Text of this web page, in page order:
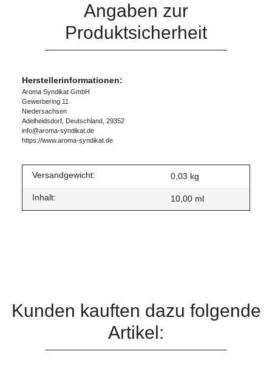
Angaben zur
Produktsicherheit
Herstellerinformationen:
Aroma Syndikat GmbH
Gewerbering 11
Niedersachsen
Adelheidsdorf, Deutschland, 29352
info@aroma-syndikat.de
https://www.aroma-syndikat.de
Versandgewicht: 0,03 kg
Inhalt: 10,00 ml
Kunden kauften dazu folgende
Artikel: